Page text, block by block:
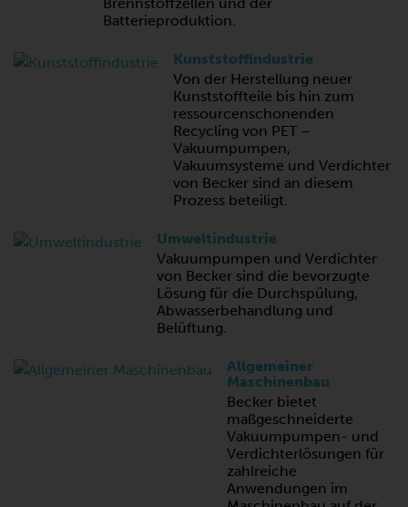
Batterieproduktion.
Kunststoffindustrie
Von der Herstellung neuer
Kunststoffteile bis hin zum
ressourcenschonenden
Recycling von PET –
Vakuumpumpen,
Vakuumsysteme und Verdichter
von Becker sind an diesem
Prozess beteiligt.
Umweltindustrie
Vakuumpumpen und Verdichter
von Becker sind die bevorzugte
Lösung für die Durchspülung,
Abwasserbehandlung und
Belüftung.
Allgemeiner
Maschinenbau
Becker bietet
maßgeschneiderte
Vakuumpumpen- und
Verdichterlösungen für
zahlreiche
Anwendungen im